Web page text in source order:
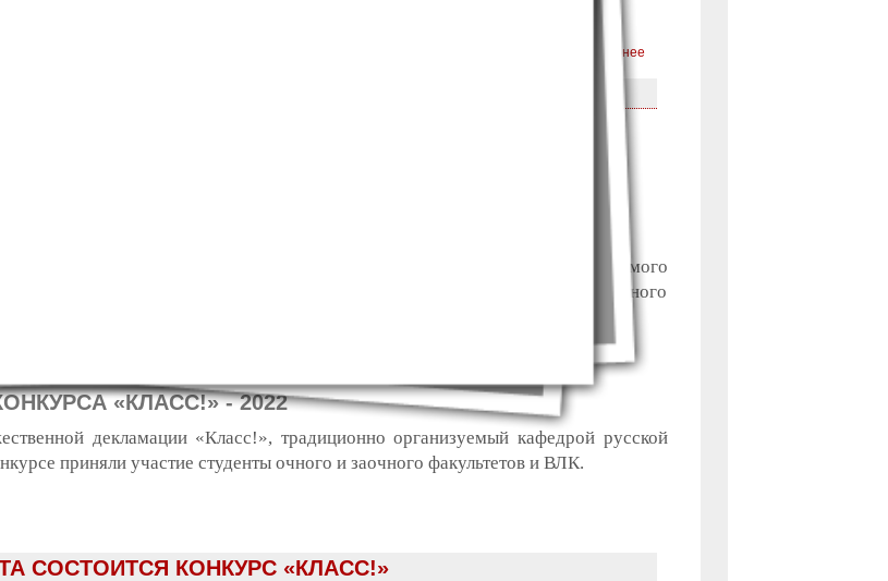
подробнее
НАГРАЖДЕНИЯ И КЛИПЫ ПОБЕДИТЕЛЕЙ
«ВИДЕО-КЛАСС!» – 2022
художественной декламации «Видео-Класс!», традиционно организуемого
и славистики. В конкурсе приняли участие студенты очного и заочного
«КЛАСС!» - 2022
декламации «Класс!», традиционно организуемый кафедрой русской
приняли участие студенты очного и заочного факультетов и ВЛК.
СОСТОИТСЯ КОНКУРС «КЛАСС!»